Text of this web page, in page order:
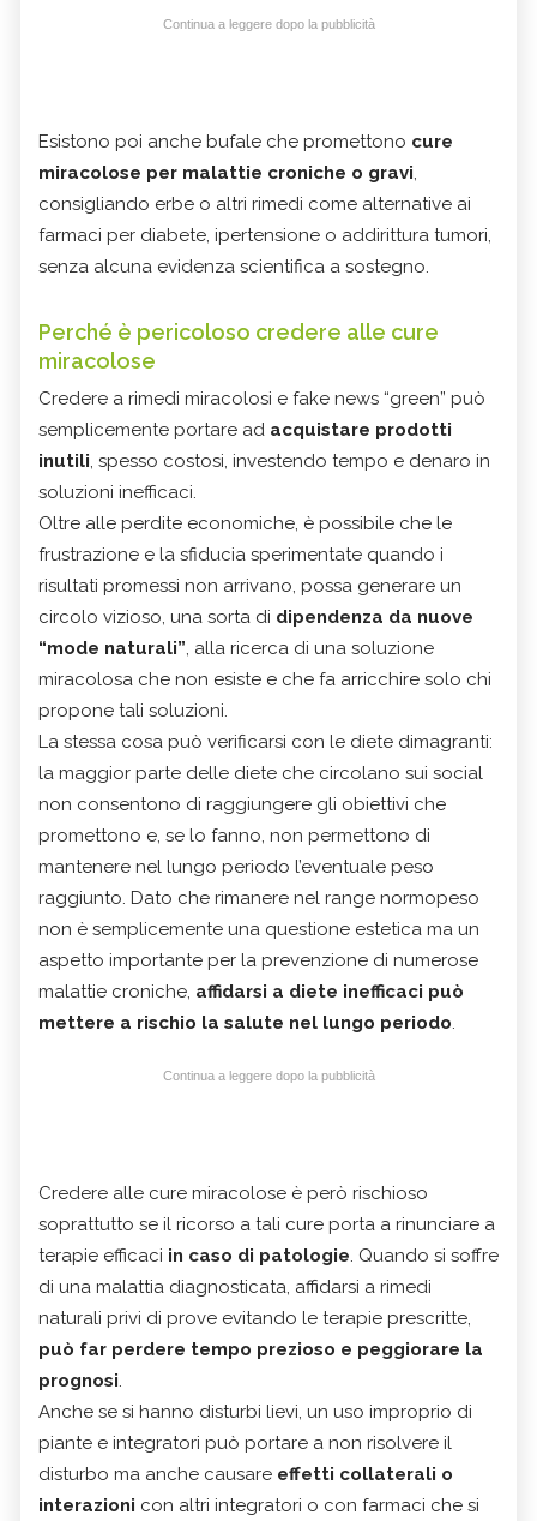
Continua a leggere dopo la pubblicità
Esistono poi anche bufale che promettono cure
miracolose per malattie croniche o gravi,
consigliando erbe o altri rimedi come alternative ai
farmaci per diabete, ipertensione o addirittura tumori,
senza alcuna evidenza scientifica a sostegno.
Perché è pericoloso credere alle cure
miracolose
Credere a rimedi miracolosi e fake news “green” può
semplicemente portare ad acquistare prodotti
inutili, spesso costosi, investendo tempo e denaro in
soluzioni inefficaci.
Oltre alle perdite economiche, è possibile che le
frustrazione e la sfiducia sperimentate quando i
risultati promessi non arrivano, possa generare un
circolo vizioso, una sorta di dipendenza da nuove
“mode naturali”, alla ricerca di una soluzione
miracolosa che non esiste e che fa arricchire solo chi
propone tali soluzioni.
La stessa cosa può verificarsi con le diete dimagranti:
la maggior parte delle diete che circolano sui social
non consentono di raggiungere gli obiettivi che
promettono e, se lo fanno, non permettono di
mantenere nel lungo periodo l’eventuale peso
raggiunto. Dato che rimanere nel range normopeso
non è semplicemente una questione estetica ma un
aspetto importante per la prevenzione di numerose
malattie croniche, affidarsi a diete inefficaci può
mettere a rischio la salute nel lungo periodo.
Continua a leggere dopo la pubblicità
Credere alle cure miracolose è però rischioso
soprattutto se il ricorso a tali cure porta a rinunciare a
terapie efficaci in caso di patologie. Quando si soffre
di una malattia diagnosticata, affidarsi a rimedi
naturali privi di prove evitando le terapie prescritte,
può far perdere tempo prezioso e peggiorare la
prognosi.
Anche se si hanno disturbi lievi, un uso improprio di
piante e integratori può portare a non risolvere il
disturbo ma anche causare effetti collaterali o
interazioni con altri integratori o con farmaci che si